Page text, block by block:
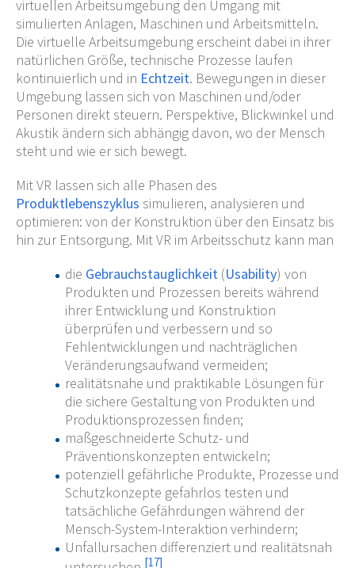
virtuellen Arbeitsumgebung den Umgang mit
simulierten Anlagen, Maschinen und Arbeitsmitteln.
Die virtuelle Arbeitsumgebung erscheint dabei in ihrer
natürlichen Größe, technische Prozesse laufen
kontinuierlich und in Echtzeit. Bewegungen in dieser
Umgebung lassen sich von Maschinen und/oder
Personen direkt steuern. Perspektive, Blickwinkel und
Akustik ändern sich abhängig davon, wo der Mensch
steht und wie er sich bewegt.
Mit VR lassen sich alle Phasen des
Produktlebenszyklus simulieren, analysieren und
optimieren: von der Konstruktion über den Einsatz bis
hin zur Entsorgung. Mit VR im Arbeitsschutz kann man
die Gebrauchstauglichkeit(Usability) von
Produkten und Prozessen bereits während
ihrer Entwicklung und Konstruktion
überprüfen und verbessern und so
Fehlentwicklungen und nachträglichen
Veränderungsaufwand vermeiden;
realitätsnahe und praktikable Lösungen für
die sichere Gestaltung von Produkten und
Produktionsprozessen finden;
maßgeschneiderte Schutz- und
Präventionskonzepten entwickeln;
potenziell gefährliche Produkte, Prozesse und
Schutzkonzepte gefahrlos testen und
tatsächliche Gefährdungen während der
Mensch-System-Interaktion verhindern;
Unfallursachen differenziert und realitätsnah
[17]